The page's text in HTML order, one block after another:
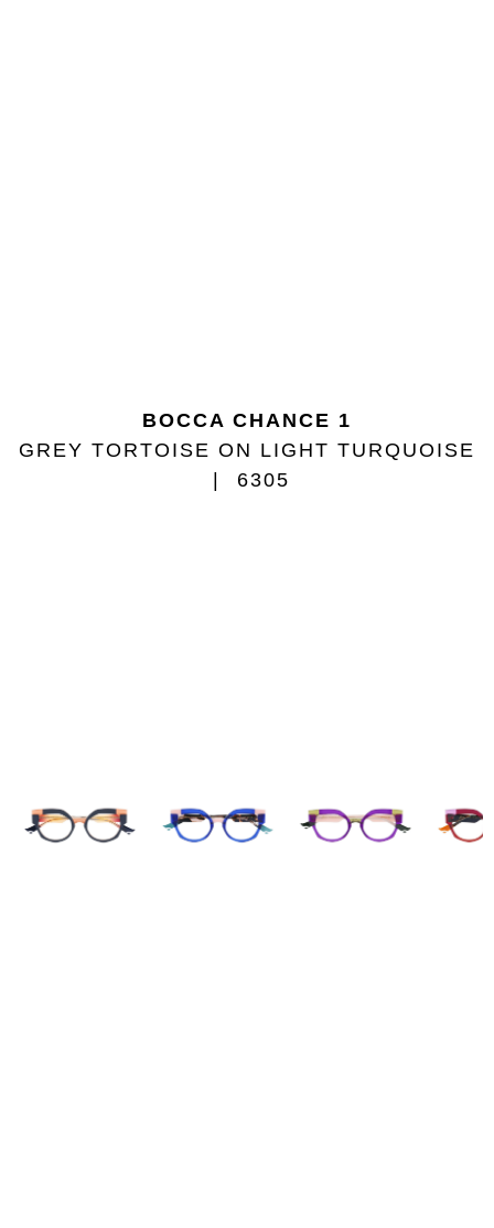
BOCCA CHANCE 1
GREY TORTOISE ON LIGHT TURQUOISE
6305